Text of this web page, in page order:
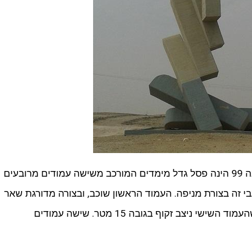
האנדרטה לזכרם של לוחמי חטיבה 99 הינה פסל גדל מימדים המורכב משישה עמודים מרובעים
זה בצורת מניפה. העמוד הראשון שוכב, ובצורה מדורגת שאר
העמודים הולכים ומתרוממים, כשהעמוד השישי ניצב זקוף בגובה 15 מטר. שישה עמודים